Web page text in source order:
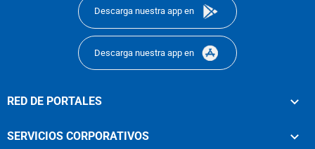
Descarga nuestra app en
Descarga nuestra app en
RED DE PORTALES
SERVICIOS CORPORATIVOS